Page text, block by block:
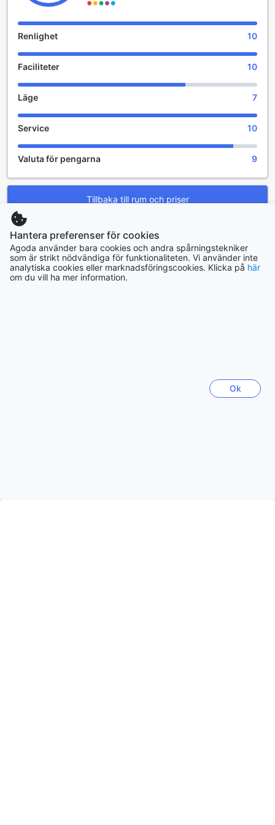
Renlighet 10
Faciliteter 10
Läge 7
Service 10
Valuta för pengarna 9
Tillbaka till rum och priser
Toppresmål
Sverige
22148 boenden
Hantera preferenser för cookies
Agoda använder bara cookies och andra spårningstekniker
som är strikt nödvändiga för funktionaliteten. Vi använder inte
analytiska cookies eller marknadsföringscookies. Klicka på här
om du vill ha mer information.
Ok